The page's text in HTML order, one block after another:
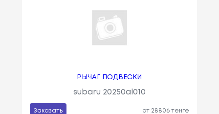
РЫЧАГ ПОДВЕСКИ
subaru 20250al010
Заказать от 28806 тенге